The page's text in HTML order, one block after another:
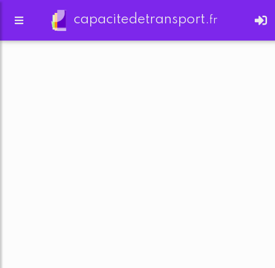
capacitedetransport.fr